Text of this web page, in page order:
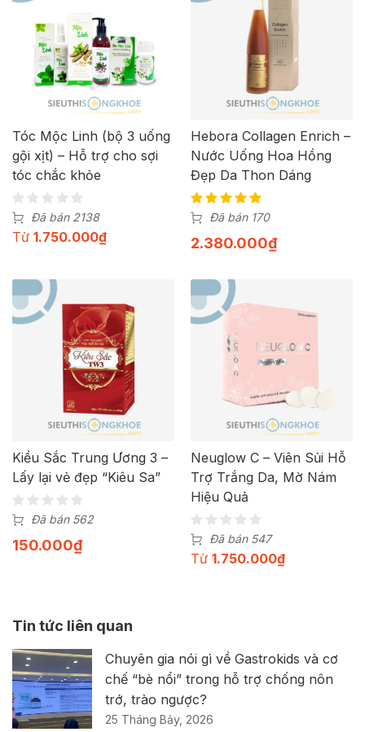
Tóc Mộc Linh (bộ 3 uống
gội xịt) – Hỗ trợ cho sợi
tóc chắc khỏe
Đã bán 2138
Từ 1.750.000₫
Hebora Collagen Enrich –
Nước Uống Hoa Hồng
Đẹp Da Thon Dáng
Đã bán 170
2.380.000₫
Kiều Sắc Trung Ương 3 –
Lấy lại vẻ đẹp “Kiêu Sa”
Đã bán 562
150.000₫
Neuglow C – Viên Sủi Hỗ
Trợ Trắng Da, Mờ Nám
Hiệu Quả
Đã bán 547
Từ 1.750.000₫
Tin tức liên quan
Chuyên gia nói gì về Gastrokids và cơ
chế “bè nổi” trong hỗ trợ chống nôn
trớ, trào ngược?
25 Tháng Bảy, 2026